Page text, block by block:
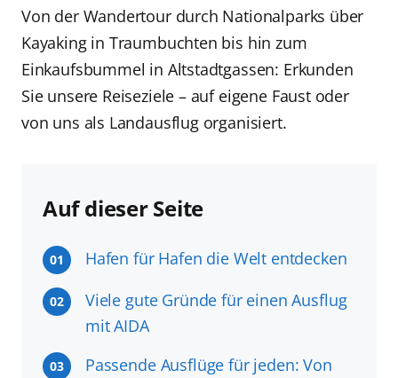
Von der Wandertour durch Nationalparks über
Kayaking in Traumbuchten bis hin zum
Einkaufsbummel in Altstadtgassen: Erkunden
Sie unsere Reiseziele – auf eigene Faust oder
von uns als Landausflug organisiert.
Auf dieser Seite
01 Hafen für Hafen die Welt entdecken
02
Viele gute Gründe für einen Ausflug
mit AIDA
03
Passende Ausflüge für jeden: Von